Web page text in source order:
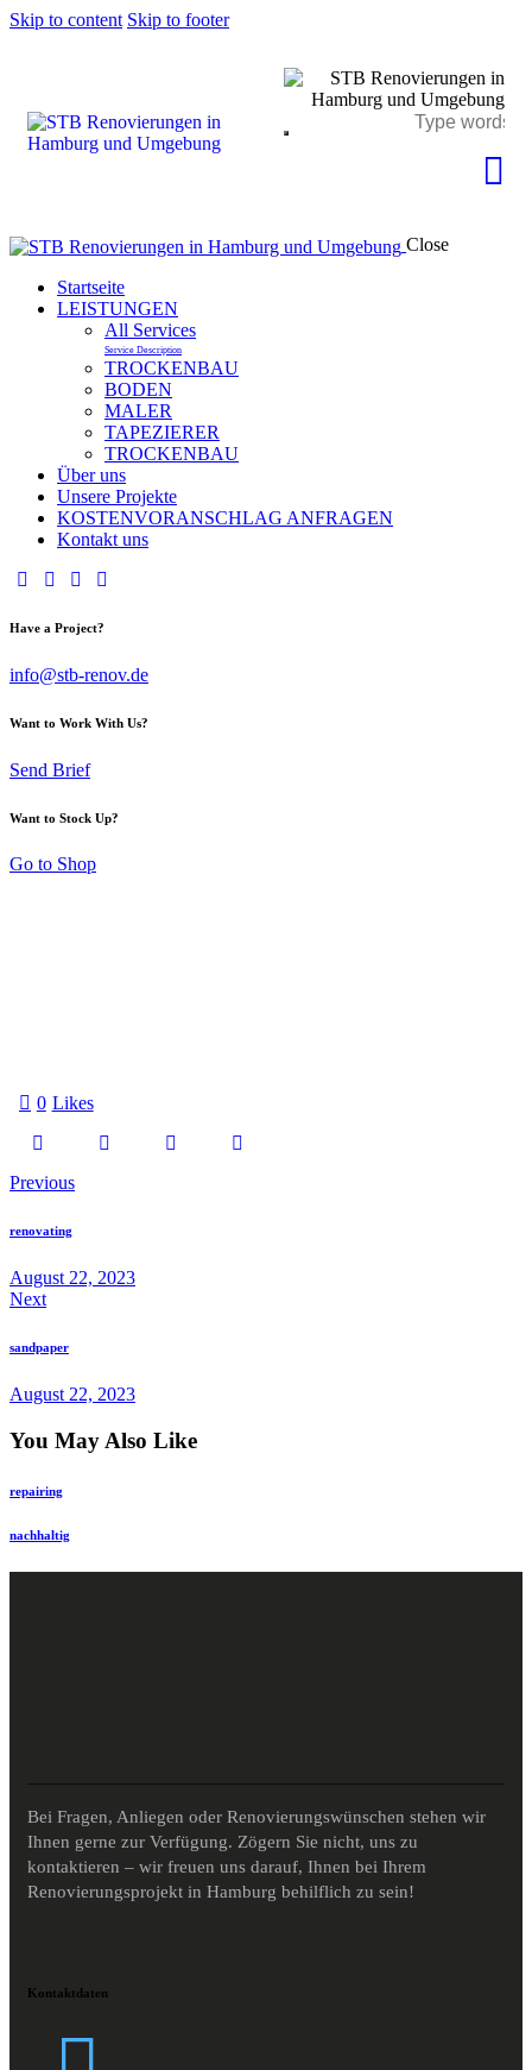
Skip to content Skip to footer
Close
Startseite
LEISTUNGEN
All Services
Service Description
TROCKENBAU
BODEN
MALER
TAPEZIERER
TROCKENBAU
Über uns
Unsere Projekte
KOSTENVORANSCHLAG ANFRAGEN
Kontakt uns
Have a Project?
info@stb-renov.de
Want to Work With Us?
Send Brief
Want to Stock Up?
Go to Shop
0 Likes
Previous
renovating
August 22, 2023
Next
sandpaper
August 22, 2023
You May Also Like
repairing
nachhaltig
Bei Fragen, Anliegen oder Renovierungswünschen stehen wir
Ihnen gerne zur Verfügung. Zögern Sie nicht, uns zu
kontaktieren – wir freuen uns darauf, Ihnen bei Ihrem
Renovierungsprojekt in Hamburg behilflich zu sein!
Kontaktdaten